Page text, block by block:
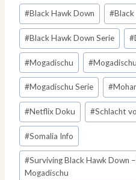
Schlagworte:
#Black Hawk Down #
#Black Hawk Down Serie #
#Mogadischu #
#Mogadischu Serie #
#Netflix Doku #Schlacht
#Somalia Info
#Surviving Black Hawk Down
Mogadischu